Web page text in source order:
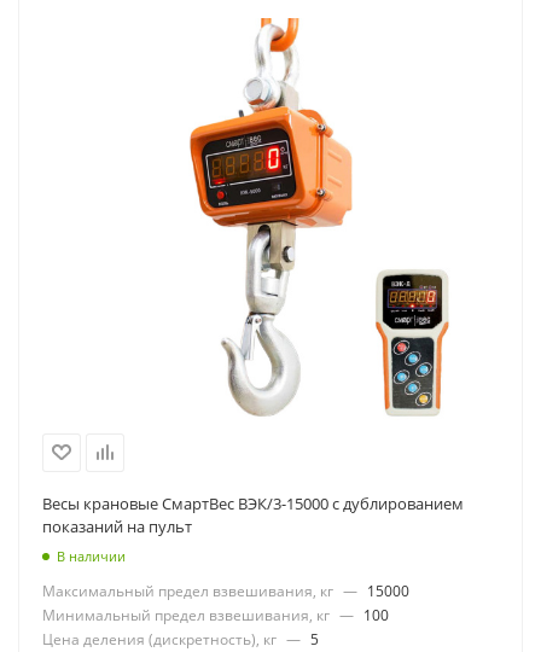
Весы крановые СмартВес ВЭК/3-15000 с дублированием
показаний на пульт
В наличии
Максимальный предел взвешивания, кг — 15000
Минимальный предел взвешивания, кг — 100
Цена деления (дискретность), кг — 5